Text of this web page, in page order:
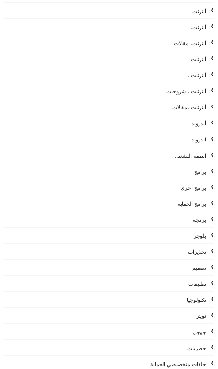
أنترنت
أنترنت،
أنترنت، مقالات
أنترنيت
أنترنيت ،
أنترنيت ، شروحات
أنترنيت ،مقالات
أندرويد
اندرويد
انظمة التشغيل
برامج
برامج اخرى
برامج الحماية
برمجة
بلوجر
تحذيرات
تصميم
تطبيقات
تكنولوجيا
تويتر
جوجل
حصريات
حلقات متخصيصي الحماية